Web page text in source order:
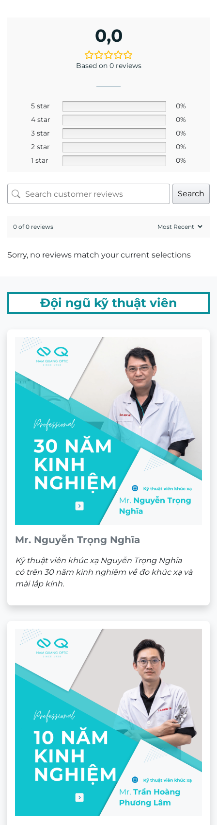
0,0
Based on 0 reviews
5 star
0%
4 star
0%
3 star
0%
2 star
0%
1 star
0%
Search
0 of 0 reviews
Sorry, no reviews match your current selections
Đội ngũ kỹ thuật viên
Mr. Nguyễn Trọng Nghĩa
Kỹ thuật viên khúc xạ Nguyễn Trọng Nghĩa
có trên 30 năm kinh nghiệm về đo khúc xạ và
mài lắp kính.